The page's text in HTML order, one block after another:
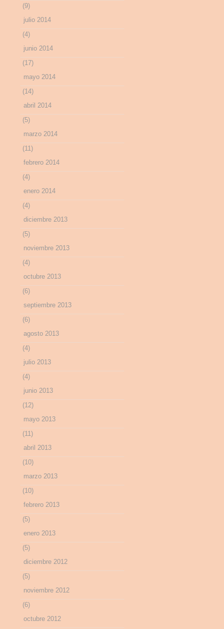
(9)
julio 2014
(4)
junio 2014
(17)
mayo 2014
(14)
abril 2014
(5)
marzo 2014
(11)
febrero 2014
(4)
enero 2014
(4)
diciembre 2013
(5)
noviembre 2013
(4)
octubre 2013
(6)
septiembre 2013
(6)
agosto 2013
(4)
julio 2013
(4)
junio 2013
(12)
mayo 2013
(11)
abril 2013
(10)
marzo 2013
(10)
febrero 2013
(5)
enero 2013
(5)
diciembre 2012
(5)
noviembre 2012
(6)
octubre 2012